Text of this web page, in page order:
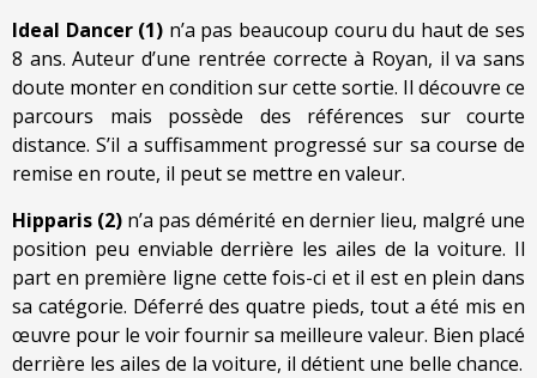
Ideal Dancer (1) n’a pas beaucoup couru du haut de ses
8 ans. Auteur d’une rentrée correcte à Royan, il va sans
doute monter en condition sur cette sortie. Il découvre ce
parcours mais possède des références sur courte
distance. S’il a suffisamment progressé sur sa course de
remise en route, il peut se mettre en valeur.
Hipparis (2) n’a pas démérité en dernier lieu, malgré une
position peu enviable derrière les ailes de la voiture. Il
part en première ligne cette fois-ci et il est en plein dans
sa catégorie. Déferré des quatre pieds, tout a été mis en
œuvre pour le voir fournir sa meilleure valeur. Bien placé
derrière les ailes de la voiture, il détient une belle chance.